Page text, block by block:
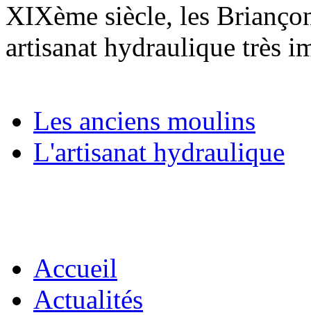
XIXème siècle, les
artisanat hydraulique très
Les anciens moulins
L'artisanat hydraulique
Accueil
Actualités